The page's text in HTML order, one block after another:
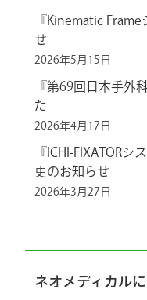
『Kinematic
せ
2026年5月15日
『第69回日本手外
た
2026年4月17日
『ICHI-FIXATOR
更のお知らせ
2026年3月27日
ネオメディカル